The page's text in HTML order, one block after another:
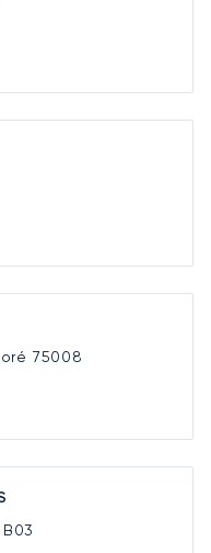
75008